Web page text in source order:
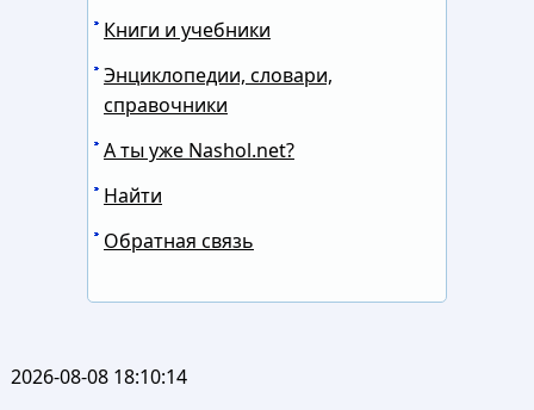
Книги и учебники
Энциклопедии, словари,
справочники
А ты уже Nashol.net?
Найти
Обратная связь
2026-08-08 18:10:14